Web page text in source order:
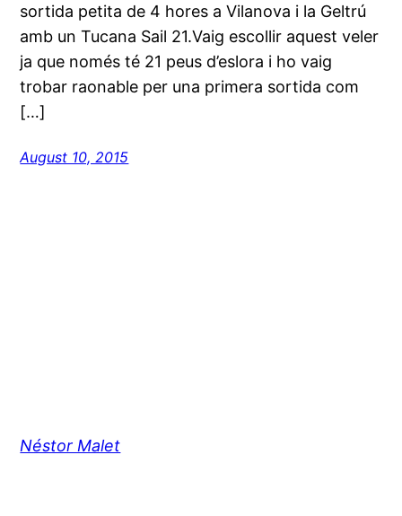
sortida petita de 4 hores a Vilanova i la Geltrú
amb un Tucana Sail 21.Vaig escollir aquest veler
ja que només té 21 peus d’eslora i ho vaig
trobar raonable per una primera sortida com
[…]
August 10, 2015
Néstor Malet